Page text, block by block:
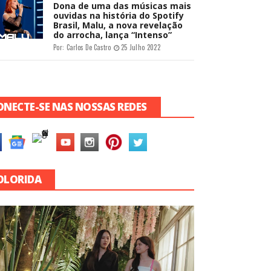
Dona de uma das músicas mais
ouvidas na história do Spotify
Brasil, Malu, a nova revelação
do arrocha, lança “Intenso”
Por: Carlos De Castro 25 Julho 2022
SE NAS NOSSAS REDES